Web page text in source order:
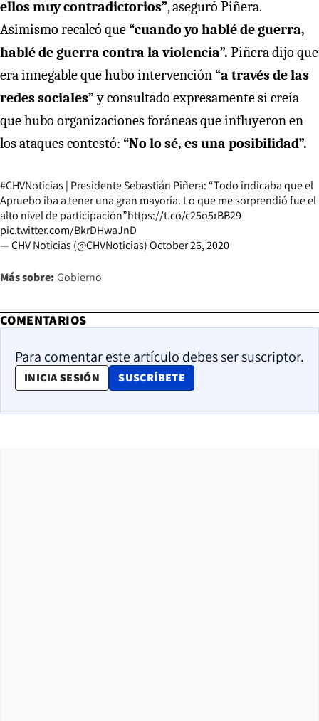
ellos muy contradictorios”, aseguró Piñera.
Asimismo recalcó que“cuando yo hablé de guerra,
hablé de guerra contra la violencia”. Piñera dijo que
era innegable que hubo intervención“a través de las
redes sociales”y consultado expresamente si creía
que hubo organizaciones foráneas que influyeron en
los ataques contestó: “No lo sé, es una posibilidad”.
#CHVNoticias | Presidente Sebastián Piñera: “Todo indicaba que el
Apruebo iba a tener una gran mayoría. Lo que me sorprendió fue el
alto nivel de participación”https://t.co/c25o5rBB29
pic.twitter.com/BkrDHwaJnD
— CHV Noticias (@CHVNoticias)October 26, 2020
Más sobre: Gobierno
COMENTARIOS
Para comentar este artículo debes ser suscriptor.
INICIA SESIÓN SUSCRÍBETE
OPENS IN NEW WINDOW